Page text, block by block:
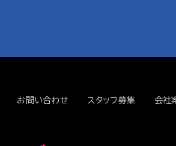
お問い合わせ スタッフ募集 会社